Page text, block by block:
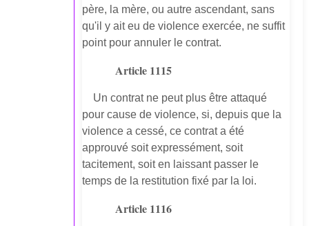
père, la mère, ou autre ascendant, sans
qu'il y ait eu de violence exercée, ne suffit
point pour annuler le contrat.
Article 1115
Un contrat ne peut plus être attaqué
pour cause de violence, si, depuis que la
violence a cessé, ce contrat a été
approuvé soit expressément, soit
tacitement, soit en laissant passer le
temps de la restitution fixé par la loi.
Article 1116